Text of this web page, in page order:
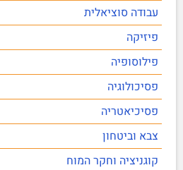
עבודה סוציאלית
פיזיקה
פילוסופיה
פסיכולוגיה
פסיכיאטריה
צבא וביטחון
קוגניציה וחקר המוח